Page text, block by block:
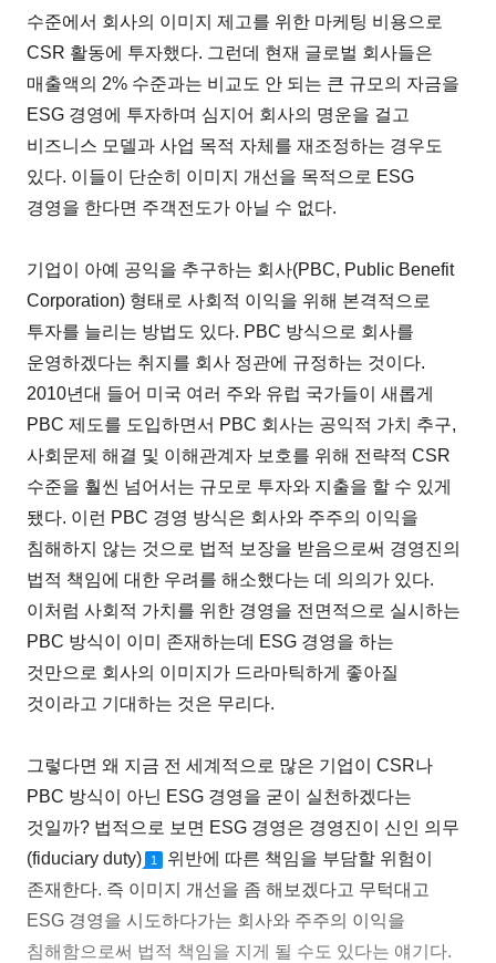
수준에서 회사의 이미지 제고를 위한 마케팅 비용으로
CSR 활동에 투자했다. 그런데 현재 글로벌 회사들은
매출액의 2% 수준과는 비교도 안 되는 큰 규모의 자금을
ESG 경영에 투자하며 심지어 회사의 명운을 걸고
비즈니스 모델과 사업 목적 자체를 재조정하는 경우도
있다. 이들이 단순히 이미지 개선을 목적으로 ESG
경영을 한다면 주객전도가 아닐 수 없다.
기업이 아예 공익을 추구하는 회사(PBC, Public Benefit
Corporation) 형태로 사회적 이익을 위해 본격적으로
투자를 늘리는 방법도 있다. PBC 방식으로 회사를
운영하겠다는 취지를 회사 정관에 규정하는 것이다.
2010년대 들어 미국 여러 주와 유럽 국가들이 새롭게
PBC 제도를 도입하면서 PBC 회사는 공익적 가치 추구,
사회문제 해결 및 이해관계자 보호를 위해 전략적 CSR
수준을 훨씬 넘어서는 규모로 투자와 지출을 할 수 있게
됐다. 이런 PBC 경영 방식은 회사와 주주의 이익을
침해하지 않는 것으로 법적 보장을 받음으로써 경영진의
법적 책임에 대한 우려를 해소했다는 데 의의가 있다.
이처럼 사회적 가치를 위한 경영을 전면적으로 실시하는
PBC 방식이 이미 존재하는데 ESG 경영을 하는
것만으로 회사의 이미지가 드라마틱하게 좋아질
것이라고 기대하는 것은 무리다.
그렇다면 왜 지금 전 세계적으로 많은 기업이 CSR나
PBC 방식이 아닌 ESG 경영을 굳이 실천하겠다는
것일까? 법적으로 보면 ESG 경영은 경영진이 신인 의무
(fiduciary duty)
1
위반에 따른 책임을 부담할 위험이
존재한다. 즉 이미지 개선을 좀 해보겠다고 무턱대고
ESG 경영을 시도하다가는 회사와 주주의 이익을
침해함으로써 법적 책임을 지게 될 수도 있다는 얘기다.